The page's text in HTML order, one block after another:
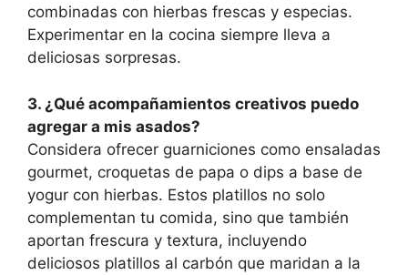
combinadas con hierbas frescas y especias.
Experimentar en la cocina siempre lleva a
deliciosas sorpresas.
3. ¿Qué acompañamientos creativos puedo
agregar a mis asados?
Considera ofrecer guarniciones como ensaladas
gourmet, croquetas de papa o dips a base de
yogur con hierbas. Estos platillos no solo
complementan tu comida, sino que también
aportan frescura y textura, incluyendo
deliciosos platillos al carbón que maridan a la